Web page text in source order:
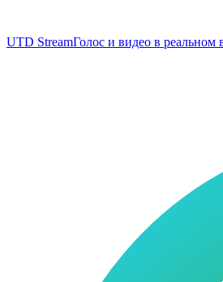
UTD StreamГолос и видео в реальном